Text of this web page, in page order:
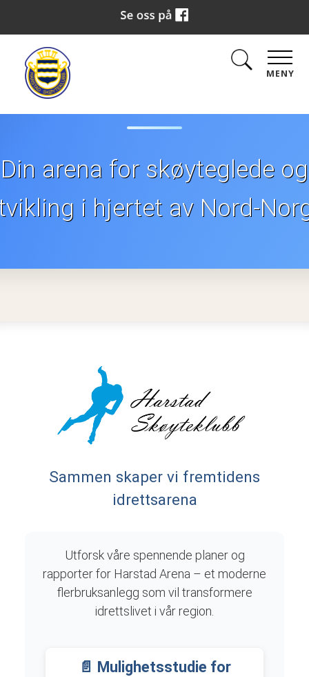
MENY
Din arena for skøyteglede og
i hjertet av Nord-
Sammen skaper vi fremtidens
idrettsarena
Utforsk våre spennende planer og
rapporter for Harstad Arena – et moderne
flerbruksanlegg som vil transformere
idrettslivet i vår region.
📄 Mulighetsstudie for